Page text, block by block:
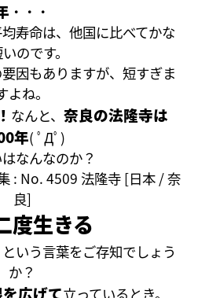
・・・
寿命は、他国に比べてかな
のです。
因もありますが、短すぎま
よね。
なんと、 奈良の法隆寺は
年( ﾟДﾟ)
なんなのか？
度生きる
という言葉をご存知でしょう
か？
広げて立っているとき。